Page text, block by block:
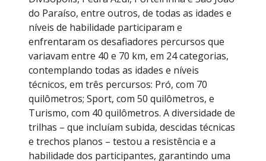
do Paraíso, entre outros, de todas as idades e
níveis de habilidade participaram e
enfrentaram os desafiadores percursos que
variavam entre 40 e 70 km, em 24 categorias,
contemplando todas as idades e níveis
técnicos, em três percursos: Pró, com 70
quilômetros; Sport, com 50 quilômetros, e
Turismo, com 40 quilômetros. A diversidade de
trilhas – que incluíam subida, descidas técnicas
e trechos planos – testou a resistência e a
habilidade dos participantes, garantindo uma